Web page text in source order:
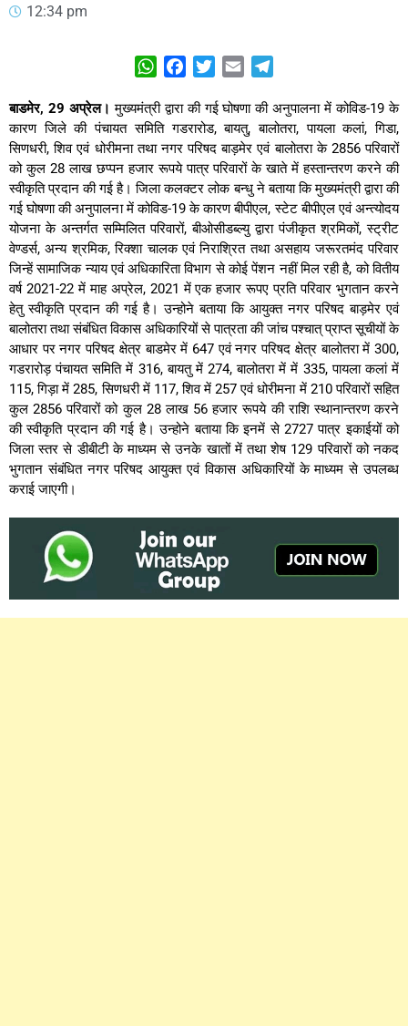
12:34 pm
WhatsAppFacebookTwitterEmail
बाडमेर, 29 अप्रेल। मुख्यमंत्री द्वारा की गई घोषणा की अनुपालना में कोविड-19 के
कारण जिले की पंचायत समिति गडरारोड, बायतु, बालोतरा, पायला कलां, गिडा,
सिणधरी, शिव एवं धोरीमना तथा नगर परिषद बाड़मेर एवं बालोतरा के 2856 परिवारों
को कुल 28 लाख छप्पन हजार रूपये पात्र परिवारों के खाते में हस्तान्तरण करने की
स्वीकृति प्रदान की गई है। जिला कलक्टर लोक बन्धु ने बताया कि मुख्यमंत्री द्वारा की
गई घोषणा की अनुपालना में कोविड-19 के कारण बीपीएल, स्टेट बीपीएल एवं अन्त्योदय
योजना के अन्तर्गत सम्मिलित परिवारों, बीओसीडब्ल्यु द्वारा पंजीकृत श्रमिकों, स्ट्रीट
वेण्डर्स, अन्य श्रमिक, रिक्शा चालक एवं निराश्रित तथा असहाय जरूरतमंद परिवार
जिन्हें सामाजिक न्याय एवं अधिकारिता विभाग से कोई पेंशन नहीं मिल रही है, को वितीय
वर्ष 2021-22 में माह अप्रेल, 2021 में एक हजार रूपए प्रति परिवार भुगतान करने
हेतु स्वीकृति प्रदान की गई है। उन्होने बताया कि आयुक्त नगर परिषद बाड़मेर एवं
बालोतरा तथा संबंधित विकास अधिकारियों से पात्रता की जांच पश्चात् प्राप्त सूचीयों के
आधार पर नगर परिषद क्षेत्र बाडमेर में 647 एवं नगर परिषद क्षेत्र बालोतरा में 300,
गडरारोड़ पंचायत समिति में 316, बायतु में 274, बालोतरा में में 335, पायला कलां में
115, गिड़ा में 285, सिणधरी में 117, शिव में 257 एवं धोरीमना में 210 परिवारों सहित
कुल 2856 परिवारों को कुल 28 लाख 56 हजार रूपये की राशि स्थानान्तरण करने
की स्वीकृति प्रदान की गई है। उन्होने बताया कि इनमें से 2727 पात्र इकाईयों को
जिला स्तर से डीबीटी के माध्यम से उनके खातों में तथा शेष 129 परिवारों को नकद
भुगतान संबंधित नगर परिषद आयुक्त एवं विकास अधिकारियों के माध्यम से उपलब्ध
कराई जाएगी।